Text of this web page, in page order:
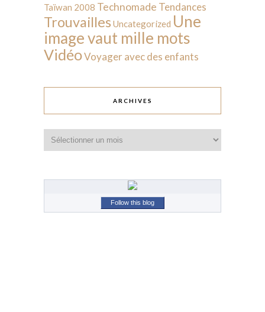
Taïwan 2008 Technomade Tendances
Trouvailles Uncategorized Une
image vaut mille mots
VidéoVoyager avec des enfants
ARCHIVES
Follow this blog